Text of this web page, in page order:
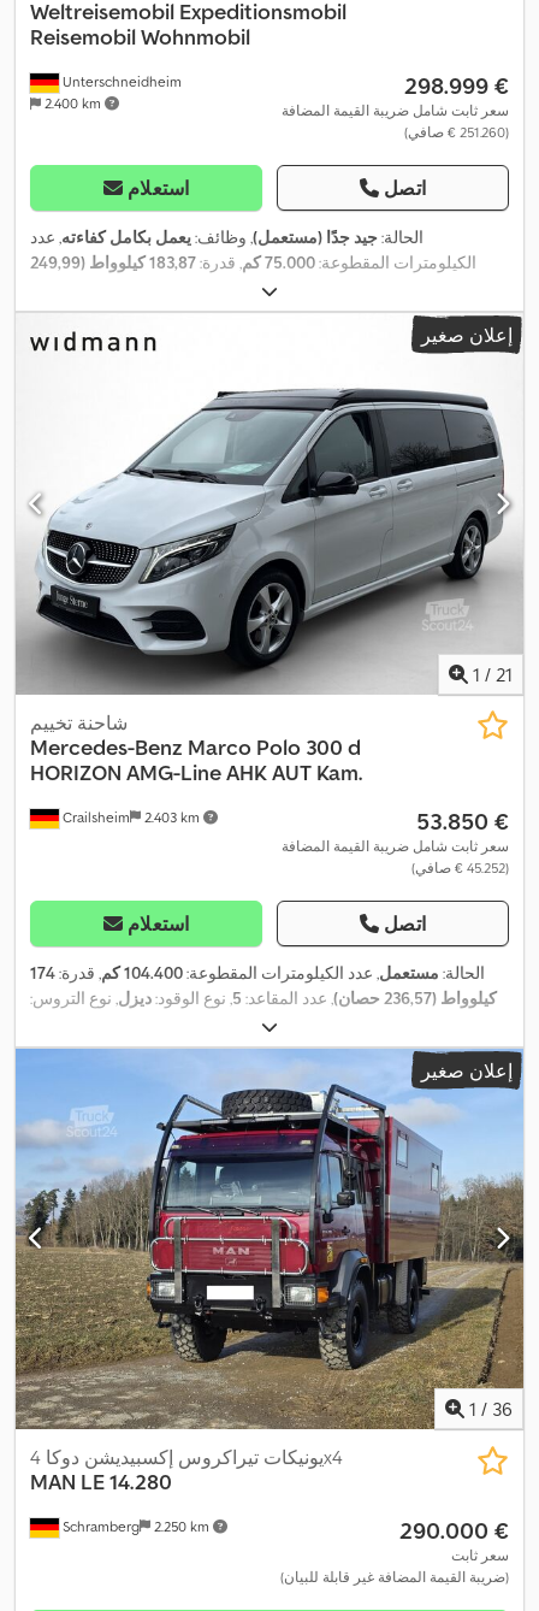
Unterschneidheim
2.400 km
Weltreisemobil Expeditionsmobil
Reisemobil Wohnmobil
‏298.999 €
سعر ثابت شامل ضريبة القيمة المضافة
(‏251.260 € صافي)
استعلام اتصل
الحالة:جيد جدًا (مستعمل), وظائف:يعمل بكامل كفاءته, عدد
الكيلومترات المقطوعة:75.000 كم , قدرة:
183,87 كيلوواط (249,99
, عدد المقاعد:
ميكانيكي, التسجيل الأول:10/2009, تكوين المحور: 4x4 , الوزن الإجمالي:
12.000 كجم
تكييف الهواء, توجيه معزز
فردي, مطبخ على متن المركبة, نظام الفرامل المانعة للانغلاق (ABS)
إعلان صغير
1 / 21
Crailsheim 2.403 km
شاحنة تخييم
Mercedes-Benz Marco Polo 300 d
HORIZON AMG-Line AHK AUT Kam.
‏53.850 €
سعر ثابت شامل ضريبة القيمة المضافة
(‏45.252 € صافي)
استعلام اتصل
الحالة: مستعمل, عدد الكيلومترات المقطوعة:104.400 كم , قدرة:174
كيلوواط (236,57 حصان)
, عدد المقاعد: 5 , نوع الوقود:ديزل , نوع التروس:
, التسجيل الأول:12/2021
الإجمالي:3.100 كجم , تعليق:فولاذ , كفاءة الطاقة:B , وقود:ديزل, معدات:
باب منزلق, تكييف الهواء, توجيه معزز بالطاقة, حساسات الركن, قفل
مركزي, كمبيوتر على متن المركبة, مثبت السرعة, مدفأة المقعد, مرشح
السخام, مظلة, نظام الفرامل المانعة للانغلاق (ABS), نظام الملاحة,
نظام منع التشغيل, وسادة هوائية,
إعلان صغير
1 / 36
Schramberg 2.250 km
يونيكات تيراكروس إكسبيديشن دوكا 4x4
MAN LE 14.280
‏290.000 €
سعر ثابت
(ضريبة القيمة المضافة غير قابلة للبيان)